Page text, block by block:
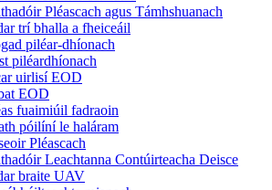
Pléascach agus Támhshuanach
trí bhalla a fheiceáil
piléar-dhíonach
piléardhíonach
uirlisí EOD
EOD
fuaimiúil fadraoin
póilíní le haláram
Pléascach
Leachtanna Contúirteacha Deisce
braite UAV